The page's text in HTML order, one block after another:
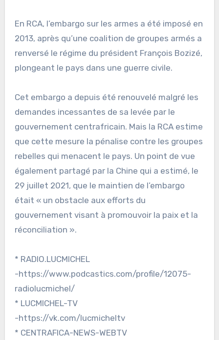
En RCA, l’embargo sur les armes a été imposé en
2013, après qu’une coalition de groupes armés a
renversé le régime du président François Bozizé,
plongeant le pays dans une guerre civile.
Cet embargo a depuis été renouvelé malgré les
demandes incessantes de sa levée par le
gouvernement centrafricain. Mais la RCA estime
que cette mesure la pénalise contre les groupes
rebelles qui menacent le pays. Un point de vue
également partagé par la Chine qui a estimé, le
29 juillet 2021, que le maintien de l’embargo
était « un obstacle aux efforts du
gouvernement visant à promouvoir la paix et la
réconciliation ».
* RADIO.LUCMICHEL
-https://www.podcastics.com/profile/12075-
radiolucmichel/
* LUCMICHEL-TV
-https://vk.com/lucmicheltv
* CENTRAFICA-NEWS-WEBTV